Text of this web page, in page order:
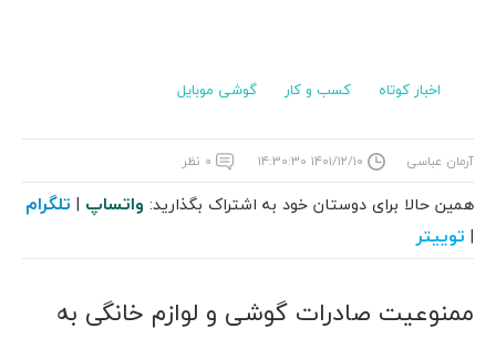
اخبار کوتاه کسب و کار گوشی موبایل
آرمان عباسی ۱۴۰۱/۱۲/۱۰ ۱۴:۳۰:۳۰ ۰ نظر
همین حالا برای دوستان خود به اشتراک بگذارید: واتساپ | تلگرام
| توییتر
ممنوعیت صادرات گوشی و لوازم خانگی به